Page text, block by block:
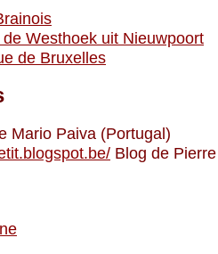
Westhoek uit Nieuwpoort
de Bruxelles
Mario Paiva (Portugal)
Blog de